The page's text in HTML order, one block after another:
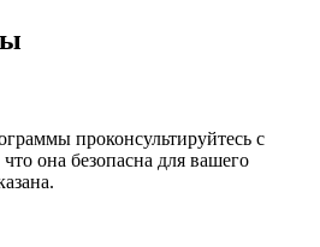
проконсультируйтесь с
она безопасна для вашего